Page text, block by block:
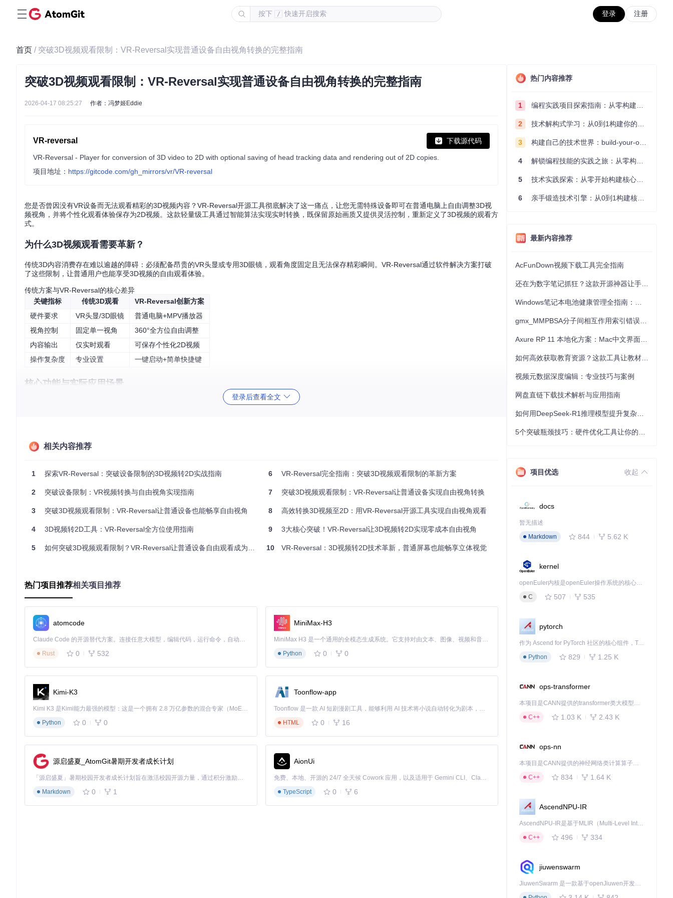
按下 / 快速开启搜索 登录 注册
首页 / 突破3D视频观看限制：VR-Reversal实现普通设备自由视角转换的完整指南
突破3D视频观看限制：VR-Reversal实现普通设备自由视角转换的完整指南
2026-04-17 08:25:27 作者：冯梦姬Eddie
VR-reversal 下载源代码
VR-Reversal - Player for conversion of 3D video to 2D with optional saving of head tracking data and rendering out of 2D copies.
项目地址： https://gitcode.com/gh_mirrors/vr/VR-reversal
您是否曾因没有VR设备而无法观看精彩的3D视频内容？VR-Reversal开源工具彻底解决了这一痛点，让您无需特殊设备即可在普通电脑上自由调整3D视
频视角，并将个性化观看体验保存为2D视频。这款轻量级工具通过智能算法实现实时转换，既保留原始画质又提供灵活控制，重新定义了3D视频的观看方
式。
为什么3D视频观看需要革新？
传统3D内容消费存在难以逾越的障碍：必须配备昂贵的VR头显或专用3D眼镜，观看角度固定且无法保存精彩瞬间。VR-Reversal通过软件解决方案打破
了这些限制，让普通用户也能享受3D视频的自由观看体验。
传统方案与VR-Reversal的核心差异
关键指标
传统3D观看
VR-Reversal创新方案
硬件要求
VR头显/3D眼镜
普通电脑+MPV播放器
视角控制
固定单一视角
360°全方位自由调整
内容输出
仅实时观看
可保存个性化2D视频
操作复杂度
专业设置 一键启动+简单快捷键
核心功能与实际应用场景
实用案例：旅行爱好者小王下载了日本街头的360°VR视频，通过VR-Reversal在笔记本上观看时，能够自由调整视角探索每个街角细节，仿佛亲临现场。
通过简单的按键操作即可记录观看过程中的视角变化数据，这些数据可用于生成固定视角的2D视频文件。系统会自动生成ffmpeg转换脚本，一键完成视频
观看过程中自由调整视角
获取固定视角的2D视频文件
立体眼镜兼容模式：支持红蓝等传统3D眼镜
直观的视角控制方案
通过键盘和鼠标实现精准控制：
i/j/k/l
键：上下左右视角移动
=/-键：画面缩放调节
TAB键：快速复位至中心视角
鼠标点击：直接跳转至指定视角
VR-Reversal实时视角调整功能演示，展示多角度观看体验
快速上手实施步骤
环境准备
安装MPV媒体播放器（支持Windows/macOS/Linux）
克隆项目仓库：git clone https://gitcode.com/gh_mirrors/vr/VR-reversal
插件配置
登录后查看全文
相关内容推荐
1 探索VR-Reversal：突破设备限制的3D视频转2D实战指南
2 突破设备限制：VR视频转换与自由视角实现指南
3 突破3D视频观看限制：VR-Reversal让普通设备也能畅享自由视角
4 3D视频转2D工具：VR-Reversal全方位使用指南
5 如何突破3D视频观看限制？VR-Reversal让普通设备自由观看成为现实
6 VR-Reversal完全指南：突破3D视频观看限制的革新方案
7 突破3D视频观看限制：VR-Reversal让普通设备实现自由视角转换
8 高效转换3D视频至2D：用VR-Reversal开源工具实现自由视角观看
9 3大核心突破！VR-Reversal让3D视频转2D实现零成本自由视角
10 VR-Reversal：3D视频转2D技术革新，普通屏幕也能畅享立体视觉
热门项目推荐相关项目推荐
atomcode
Claude Code 的开源替代方案。连接任意大模型，编辑代码，运行命令，自动验证 — 全自动执行。用 Rust 构建，极致性能。 ｜ An open-source alternative to Claude Code. Connect any LLM, edit code, run commands, and verify changes — autonomously. Built in Rust for speed. Get Started
Rust
0 532
MiniMax-H3
MiniMax H3 是一个通用的全模态生成系统。它支持对由文本、图像、视频和音频组成的多模态上下文进行统一理解，并能生成分辨率高达 2K、时长可达 15 秒的带原生立体声音频的视频。得益于面向任务泛化的系统设计，H3 在预训练阶段就已具备广泛的多模态上下文理解与生成能力，能够出色地执行复杂的多模态指令。
Python
0 0
Kimi-K3
Kimi K3 是Kimi能力最强的模型：这是一个拥有 2.8 万亿参数的混合专家（MoE）模型，具备原生视觉理解能力，并支持 100 万 token 的上下文窗口。
Python
0 0
Toonflow-app
Toonflow 是一款 AI 短剧漫剧工具，能够利用 AI 技术将小说自动转化为剧本，并结合 AI 生成的图片和视频，实现高效的短剧创作。借助 Toonflow，可以轻松完成从文字到影像的全流程，让短剧制作变得更加智能与便捷。
HTML
0 16
源启盛夏_AtomGit暑期开发者成长计划
「源启盛夏」暑期校园开发者成长计划旨在激活校园开源力量，通过积分激励、认证扶持、资源倾斜等形式，引导高校组织和开发者完成「入驻 — 建项目 — 做贡献 — 获认证 — 得资源」的完整闭环。无论你是想带领社团入驻平台的组织者，还是希望用代码贡献证明自己的开发者，都能在这里找到属于你的成长路径。
Markdown
0 1
AionUi
免费、本地、开源的 24/7 全天候 Cowork 应用，以及适用于 Gemini CLI、Claude Code、Codex、OpenCode、Qwen Code、Goose CLI、Auggie 等的 OpenClaw | 🌟 喜欢就点star吧
TypeScript
0 6
热门内容推荐
1 编程实践项目探索指南：从零构建技术能力体系
2 技术解构式学习：从0到1构建你的编程知识体系
3 构建自己的技术世界：build-your-own-x项目的实践探索指南
4 解锁编程技能的实践之旅：从零构建你的技术世界
5 技术实践探索：从零开始构建核心系统的实践指南
6 亲手锻造技术引擎：从0到1构建核心系统的实践指南
最新内容推荐
AcFunDown视频下载工具完全指南
视频元数据深度编辑：专业技巧与案例
网盘直链下载技术解析与应用指南
项目优选 收起
docs
暂无描述
Markdown
844 5.62 K
kernel
openEuler内核是openEuler操作系统的核心，既是系统性能与稳定性的基石，也是连接处理器、设备与服务的桥梁。
C
507 535
pytorch
作为 Ascend for PyTorch 社区的核心组件，TorchNPU 是昇腾专为 PyTorch 打造的深度学习适配插件，使 PyTorch 框架能够直接调用昇腾 NPU，为开发者提供昇腾 AI 处理器的超强算力。
Python
829 1.25 K
ops-transformer
本项目是CANN提供的transformer类大模型算子库，实现网络在NPU上加速计算。
C++
1.03 K 2.43 K
ops-nn
本项目是CANN提供的神经网络类计算算子库，实现网络在NPU上加速计算。
C++
834 1.64 K
AscendNPU-IR
AscendNPU-IR是基于MLIR（Multi-Level Intermediate Representation）构建的，面向昇腾亲和算子编译时使用的中间表示，提供昇腾完备表达能力，通过编译优化提升昇腾AI处理器计算效率，支持通过生态框架使能昇腾AI处理器与深度调优
C++
496 334
jiuwenswarm
JiuwenSwarm 是一款基于openJiuwen开发的智能AI Agent，它能够将大语言模型的强大能力，通过你日常使用的各类通讯应用，直接延伸至你的指尖。